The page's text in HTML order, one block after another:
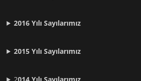
2016 Yılı Sayılarımız
2015 Yılı Sayılarımız